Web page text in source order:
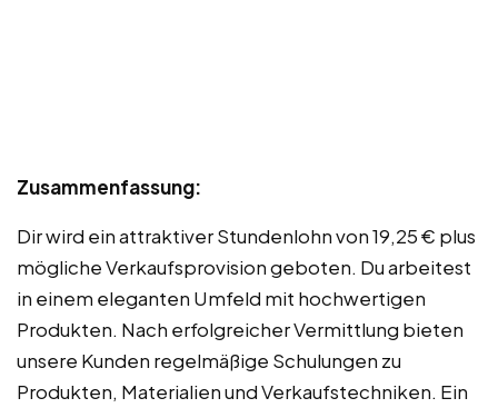
Zusammenfassung:
Dir wird ein attraktiver Stundenlohn von 19,25 € plus
mögliche Verkaufsprovision geboten. Du arbeitest
in einem eleganten Umfeld mit hochwertigen
Produkten. Nach erfolgreicher Vermittlung bieten
unsere Kunden regelmäßige Schulungen zu
Produkten, Materialien und Verkaufstechniken. Ein